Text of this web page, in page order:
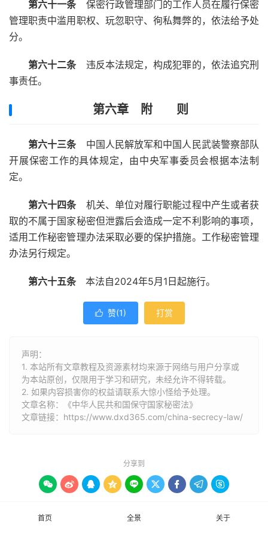
第六十一条保密行政管理部门的工作人员在履行保密
管理职责中滥用职权、玩忽职守、徇私舞弊的，依法给予处
分。
第六十二条违反本法规定，构成犯罪的，依法追究刑
事责任。
第六章 附 则
第六十三条中国人民解放军和中国人民武装警察部队
开展保密工作的具体规定，由中央军事委员会根据本法制
定。
第六十四条机关、单位对履行职能过程中产生或者获
取的不属于国家秘密但泄露后会造成一定不利影响的事项，
适用工作秘密管理办法采取必要的保护措施。工作秘密管理
办法另行规定。
第六十五条本法自2024年5月1日起施行。
 赞(1) 打赏
声明：
1. 本站所有文章教程及资源素材均来源于网络与用户分享或
为本站原创，仅限用于学习和研究，未经允许不得转载。
2. 如果内容损害你的权益请联系大惊小怪给予处理。
文章名称：《中华人民共和国保守国家秘密法》
文章链接： https://www.dxd365.com/china-secrecy-law/
分享到
        
法律
首页 全景 关于